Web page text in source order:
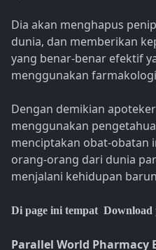
Dia akan menghapus
dunia, dan memberikan
yang benar-benar efektif
menggunakan
Dengan demikian
menggunakan
menciptakan obat-obatan
orang-orang dari dunia
menjalani kehidupan
Di page ini tempat Download
Parallel World Pharmacy